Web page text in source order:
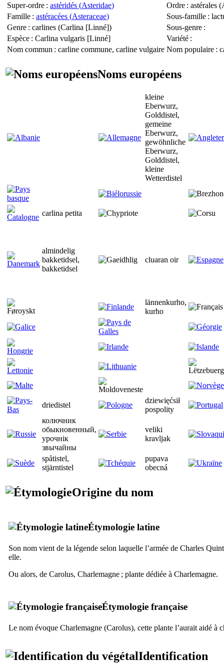
Super-ordre : astéridés (Asteridae) Ordre : astérales (
Famille : astéracées (Asteraceae) Sous-famille :
Genre : carlines (Carlina [Linné]) Sous-genre :
Espèce : Carlina vulgaris [Linné] Variété :
Nom commun : carline commune, carline vulgaire Nom populaire :
Noms européens
kleine
Eberwurz,
Golddistel,
gemeine
Eberwurz,
gewöhnliche
Eberwurz,
Golddistel,
kleine
Wetterdistel
carlina petita
almindelig
bakketidsel,
bakketidsel
cluaran oir
lännenkurho,
kurho
driedistel
dziewięćsił
pospolity
колючник
обыкновенный,
урочнiк
звычайны
veliki
kravljak
spåtistel,
stjärntistel
pupava
obecná
Origine du nom
Étymologie latine
Son nom vient de la légende selon laquelle l’armée de Charles
elle.
Ou alors, de Carolus, Charlemagne ; plante dédiée à Charlemagne.
Étymologie française
Le nom évoque Charlemagne (Carolus), cette plante l’aurait aidé à
Identification